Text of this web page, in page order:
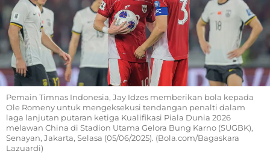
Pemain Timnas Indonesia, Jay Idzes memberikan bola kepada
Ole Romeny untuk mengeksekusi tendangan penalti dalam
laga lanjutan putaran ketiga Kualifikasi Piala Dunia 2026
melawan China di Stadion Utama Gelora Bung Karno (SUGBK),
Senayan, Jakarta, Selasa (05/06/2025). (Bola.com/Bagaskara
Lazuardi)